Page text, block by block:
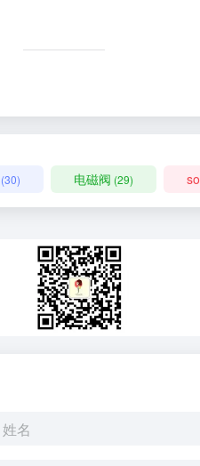
(30) 电磁阀 (29)